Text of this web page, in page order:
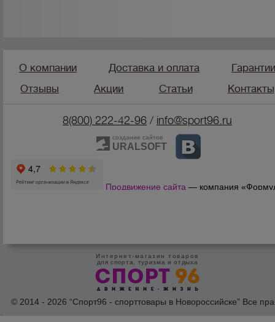
О компании Доставка и оплата
Отзывы
Акции Статьи Контакты
8(800) 222-42-96/ info@sport96.ru
создание сайтов
URALSOFT
Продвижение сайта — компания
Интернет-магазин товаров
для спорта, туризма и отдыха
© 2014 - 2026 “Спорт96 - спорттовары в Новороссийске” Все